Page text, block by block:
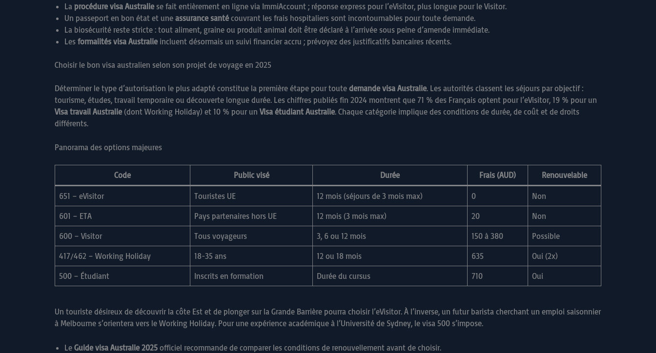
La procédure visa Australie se fait entièrement en ligne via ImmiAccount ; réponse express pour l’eVisitor, plus longue pour le Visitor.
Un passeport en bon état et une assurance santé couvrant les frais hospitaliers sont incontournables pour toute demande.
La biosécurité reste stricte : tout aliment, graine ou produit animal doit être déclaré à l’arrivée sous peine d’amende immédiate.
Les formalités visa Australie incluent désormais un suivi financier accru ; prévoyez des justificatifs bancaires récents.
Choisir le bon visa australien selon son projet de voyage en 2025
Déterminer le type d’autorisation le plus adapté constitue la première étape pour toute demande visa Australie. Les autorités classent les séjours par objectif :
tourisme, études, travail temporaire ou découverte longue durée. Les chiffres publiés fin 2024 montrent que 71 % des Français optent pour l’eVisitor, 19 % pour un
Visa travail Australie (dont Working Holiday) et 10 % pour un Visa étudiant Australie. Chaque catégorie implique des conditions de durée, de coût et de droits
différents.
Panorama des options majeures
Code Public visé Durée Frais (AUD) Renouvelable
651 – eVisitor Touristes UE 12 mois (séjours de 3 mois max) 0 Non
601 – ETA Pays partenaires hors UE 12 mois (3 mois max) 20 Non
600 – Visitor Tous voyageurs 3, 6 ou 12 mois 150 à 380 Possible
417/462 – Working Holiday 18-35 ans 12 ou 18 mois 635 Oui (2x)
500 – Étudiant Inscrits en formation Durée du cursus 710 Oui
Un touriste désireux de découvrir la côte Est et de plonger sur la Grande Barrière pourra choisir l’eVisitor. À l’inverse, un futur barista cherchant un emploi saisonnier
à Melbourne s’orientera vers le Working Holiday. Pour une expérience académique à l’Université de Sydney, le visa 500 s’impose.
Le Guide visa Australie 2025 officiel recommande de comparer les conditions de renouvellement avant de choisir.